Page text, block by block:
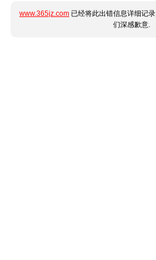
www.365jz.com 已经将此出错信息详细记
们深感歉意.